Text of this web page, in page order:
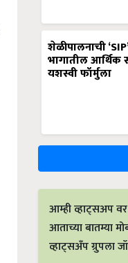
शेळीपालनाची
भागातील आर्थिक
यशस्वी फॉर्मुला
आम्ही व्हाट्सअप
आताच्या बातम्या
व्हाट्सअँप ग्रुपला